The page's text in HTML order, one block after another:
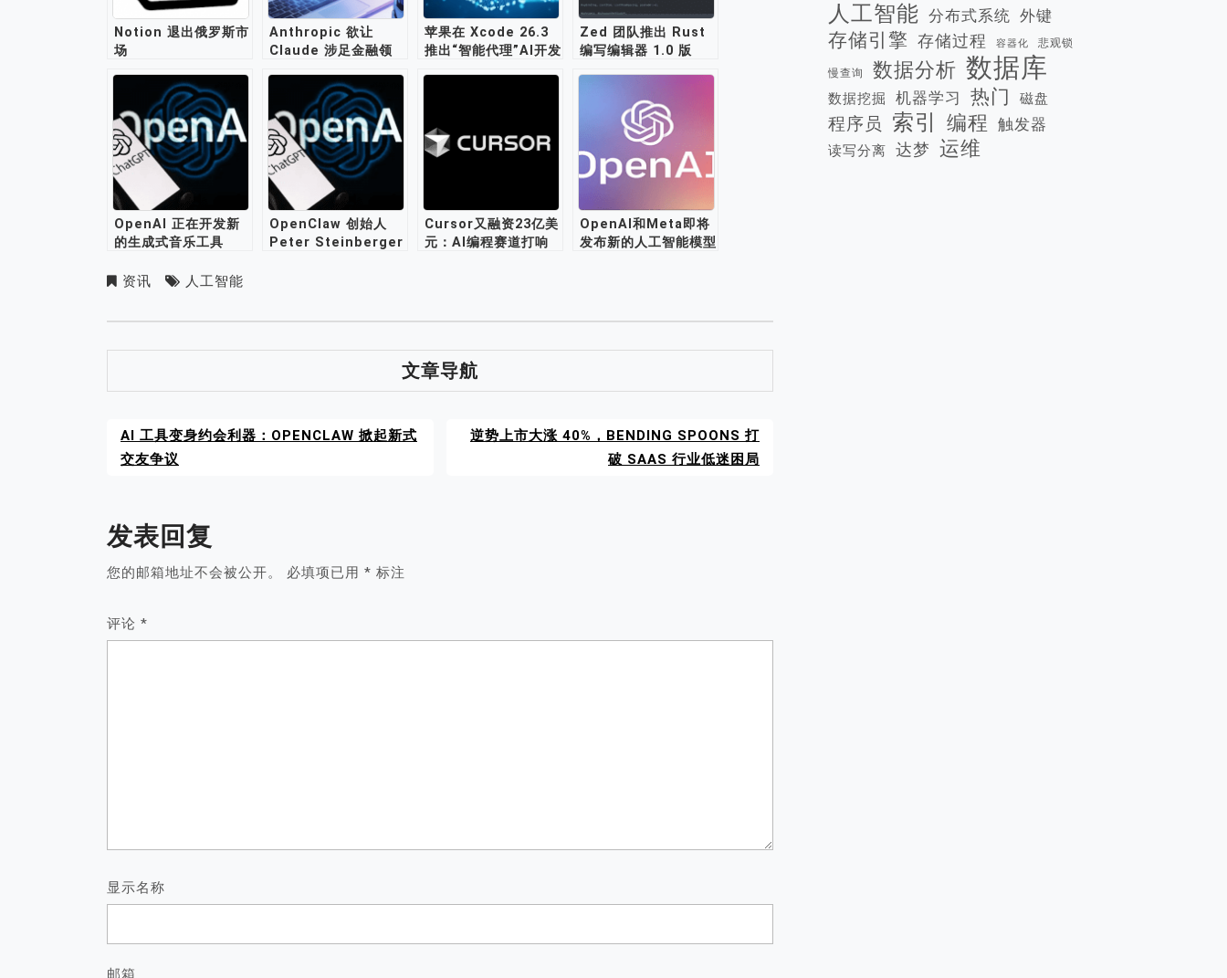
Notion 退出俄罗斯市
场
Anthropic 欲让
Claude 涉足金融领
代理程序
苹果在 Xcode 26.3
推出“智能代理”AI开发
Zed 团队推出 Rust
编写编辑器 1.0 版
OpenAI 正在开发新
的生成式音乐工具
OpenClaw 创始人
Peter Steinberger
Cursor又融资23亿美
元：AI编程赛道打响
OpenAI和Meta即将
发布新的人工智能模型
资讯 人工智能
文章导航
AI 工具变身约会利器：OPENCLAW 掀起新式
交友争议
逆势上市大涨 40%，BENDING SPOONS 打
破 SAAS 行业低迷困局
发表回复
您的邮箱地址不会被公开。 必填项已用 * 标注
评论 *
显示名称
邮箱
人工智能 分布式系统 外键
存储引擎 存储过程 容器化 悲观锁
慢查询 数据分析 数据库
数据挖掘 机器学习 热门 磁盘
程序员 索引 编程 触发器
读写分离 达梦 运维